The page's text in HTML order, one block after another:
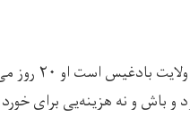
گل
باش و نه هزینه‌یی برای